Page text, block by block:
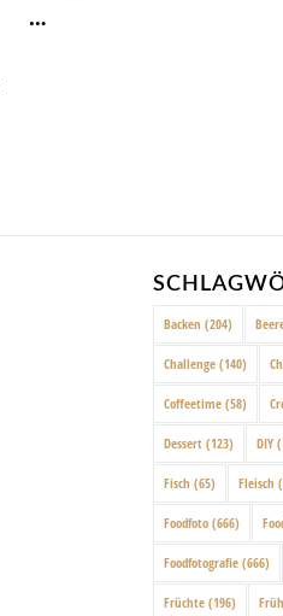
…
Backen (204)
Challenge (140)
Coffeetime (58)
Dessert (123) DIY
Fisch (65) Fleisch
Foodfoto (666)
Foodfotografie (666)
Früchte (196)